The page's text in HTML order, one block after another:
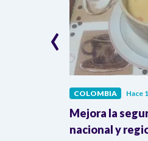
COLOMBIA Hace
Mejora la
nacional y
‹